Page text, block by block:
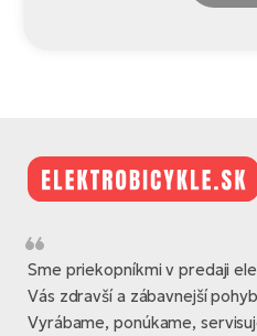
Sme priekopníkmi v predaji
Vás zdravší a zábavnejší
Vyrábame, ponúkame,